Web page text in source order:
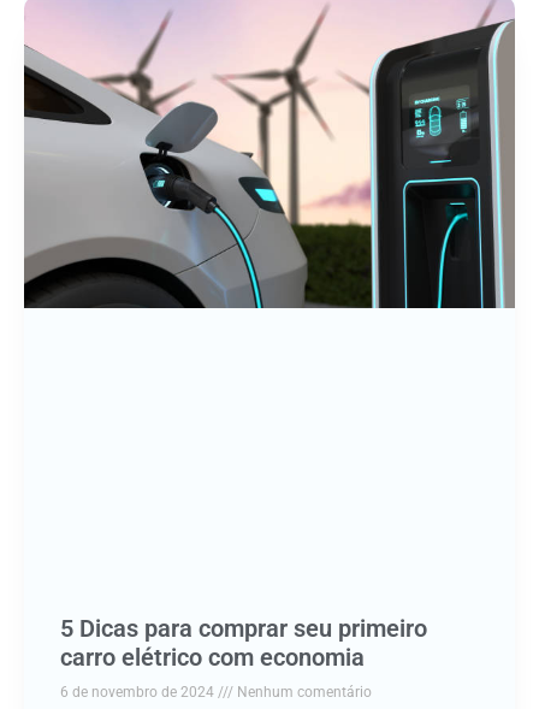
5 Dicas para comprar seu primeiro
carro elétrico com economia
6 de novembro de 2024 Nenhum comentário